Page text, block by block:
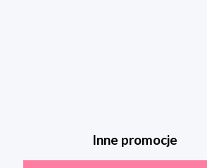
Inne promocje